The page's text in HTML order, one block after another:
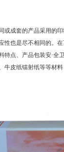
或成套的产品采用的
也是尽不相同的。
点、产品包装安·
牛皮纸镭射纸等等材